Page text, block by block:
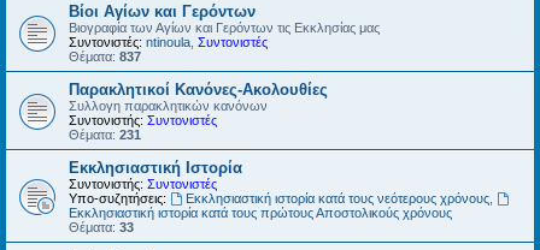
Βίοι Αγίων και Γερόντων
Βιογραφία των Αγίων και Γερόντων τις Εκκλησίας μας
Συντονιστές: ntinoula Συντονιστές
Θέματα: 837
Παρακλητικοί Κανόνες-Ακολουθίες
Συλλογη παρακλητικών κανόνων
Συντονιστής: Συντονιστές
Θέματα: 231
Εκκλησιαστική Ιστορία
Συντονιστής: Συντονιστές
Υπο-συζητήσεις:
Εκκλησιαστική ιστορία κατά τους νεότερους χρόνους,
Εκκλησιαστική ιστορία κατά τους πρώτους Αποστολικούς χρόνους
Θέματα: 33